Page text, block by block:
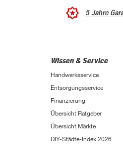
5 Jahre
Wissen & Service
Handwerksservice
Entsorgungsservice
Finanzierung
Übersicht Ratgeber
Übersicht Märkte
DIY-Städte-Index 2026